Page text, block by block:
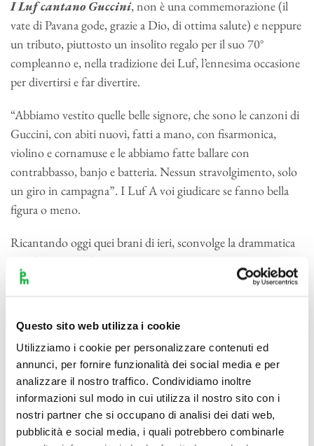
Questo sito web utilizza i cookie
Utilizziamo i cookie per personalizzare contenuti ed
annunci, per fornire funzionalità dei social media e per
analizzare il nostro traffico. Condividiamo inoltre
informazioni sul modo in cui utilizza il nostro sito con i
nostri partner che si occupano di analisi dei dati web,
pubblicità e social media, i quali potrebbero combinarle
I Luf cantano Guccini, non è una commemorazione (il
vate di Pavana gode, grazie a Dio, di ottima salute) e neppure
un tributo, piuttosto un insolito regalo per il suo 70°
compleanno e, nella tradizione dei Luf, l’ennesima occasione
per divertirsi e far divertire.
“Abbiamo vestito quelle belle signore, che sono le canzoni di
Guccini, con abiti nuovi, fatti a mano, con fisarmonica,
violino e cornamuse e le abbiamo fatte ballare con
contrabbasso, banjo e batteria. Nessun stravolgimento, solo
un giro in campagna”. I Luf A voi giudicare se fanno bella
figura o meno.
Ricantando oggi quei brani di ieri, sconvolge la drammatica
attualità, poesie davvero senza tempo in un tempo senza
poesia. Speriamo che chi come noi è cresciuto a pane e
invece ha la fortuna di avere oggi 20 anni, possa
accompagnare il viaggio della vita con una colonna sonora di
cui essere fiero anche fra trent’anni.